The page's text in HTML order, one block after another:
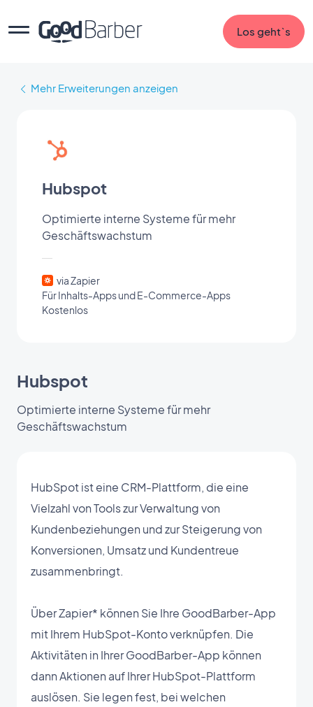
Los geht`s
Mehr Erweiterungen anzeigen
Hubspot
Optimierte interne Systeme für mehr
Geschäftswachstum
via Zapier
Für Inhalts-Apps und E-Commerce-Apps
Kostenlos
Hubspot
Optimierte interne Systeme für mehr
Geschäftswachstum
HubSpot ist eine CRM-Plattform, die eine
Vielzahl von Tools zur Verwaltung von
Kundenbeziehungen und zur Steigerung von
Konversionen, Umsatz und Kundentreue
zusammenbringt.
Über Zapier* können Sie Ihre GoodBarber-App
mit Ihrem HubSpot-Konto verknüpfen. Die
Aktivitäten in Ihrer GoodBarber-App können
dann Aktionen auf Ihrer HubSpot-Plattform
auslösen. Sie legen fest, bei welchen